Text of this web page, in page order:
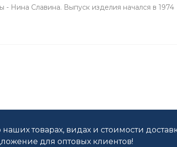
- Нина Славина. Выпуск изделия начался в 1974
товарах, видах и стоимости
для оптовых клиентов!